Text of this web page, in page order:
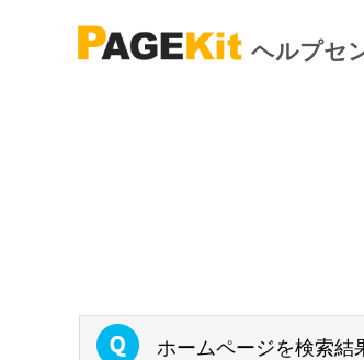
ヘルプセ
ホームページを検索結